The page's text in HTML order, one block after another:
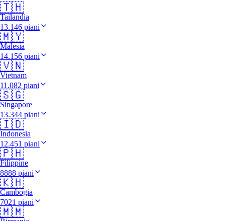
🇹🇭
Tailandia
13.146 piani
🇲🇾
Malesia
14.156 piani
🇻🇳
Vietnam
11.082 piani
🇸🇬
Singapore
13.344 piani
🇮🇩
Indonesia
12.451 piani
🇵🇭
Filippine
8888 piani
🇰🇭
Cambogia
7021 piani
🇲🇲